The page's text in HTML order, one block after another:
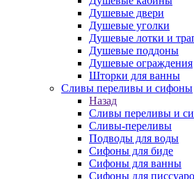
Душевые двери
Душевые уголки
Душевые лотки и
Душевые поддоны
Душевые ограждения
Шторки для ванны
Сливы переливы и сифоны
Назад
Сливы переливы и
Сливы-переливы
Подводы для воды
Сифоны для биде
Сифоны для ванны
Сифоны для